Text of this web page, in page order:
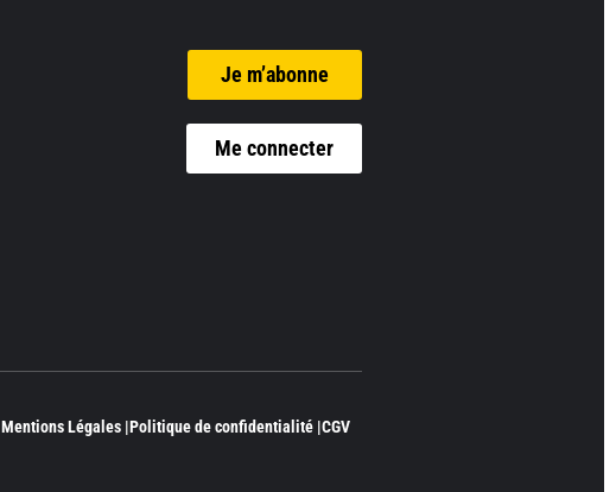
Je m’abonne
Me connecter
Mentions Légales |Politique de confidentialité |CGV